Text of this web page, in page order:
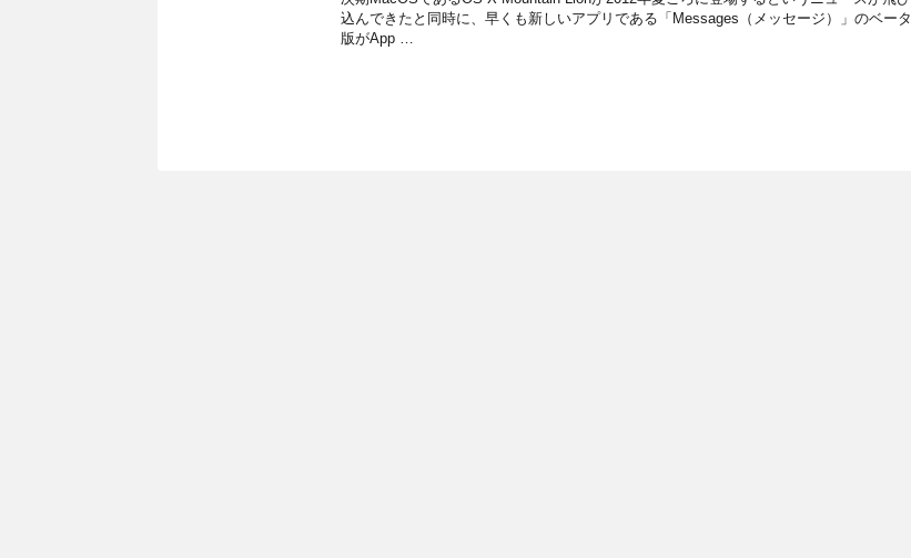
込んできたと同時に、早くも新しいアプリである「Messages（メッセージ）」のベータ
版がApp …